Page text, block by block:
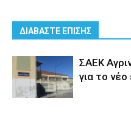
ΔΙΑΒΑΣΤΕ ΕΠΙΣΗΣ
ΣΑΕΚ
για το